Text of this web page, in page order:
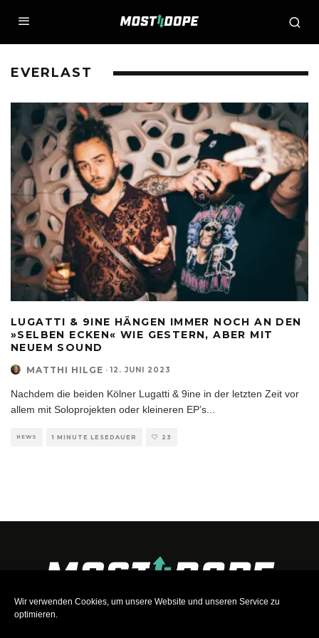
Wir verwenden Cookies, um unsere Website und unseren Service zu
optimieren.
EVERLAST
LUGATTI & 9INE HÄNGEN IMMER NOCH AN DEN
»SELBEN ECKEN« WIE GESTERN, ABER MIT
NEUEM SOUND
MATTHI HILGE · 12. JUNI 2023
Nachdem die beiden Kölner Lugatti & 9ine in der letzten Zeit vor
allem mit Soloprojekten oder kleineren EP’s
NEWS 1 MINUTE LESEDAUER 23